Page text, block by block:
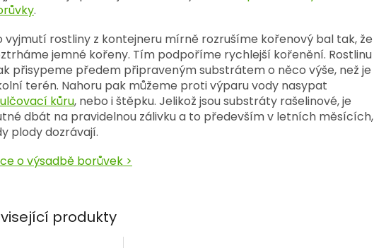
.
vyjmutí rostliny z kontejneru mírně rozrušíme kořenový bal tak, že
jemné kořeny. Tím podpoříme rychlejší kořenění. Rostlinu
přisypeme předem připraveným substrátem o něco výše, než je
terén. Nahoru pak můžeme proti výparu vody nasypat
kůru, nebo i štěpku. Jelikož jsou substráty rašelinové, je
dbát na pravidelnou zálivku a to především v letních měsících,
plody dozrávají.
o výsadbě borůvek >
produkty